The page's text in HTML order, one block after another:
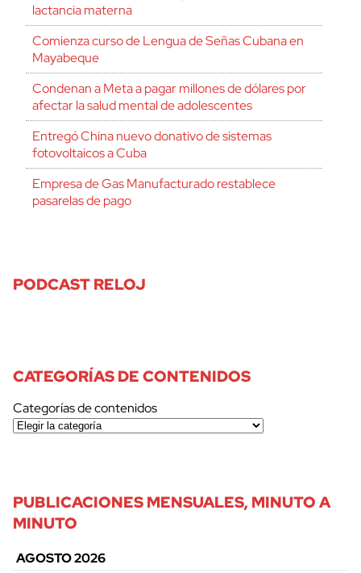
lactancia materna
Comienza curso de Lengua de Señas Cubana en
Mayabeque
Condenan a Meta a pagar millones de dólares por
afectar la salud mental de adolescentes
Entregó China nuevo donativo de sistemas
fotovoltaicos a Cuba
Empresa de Gas Manufacturado restablece
pasarelas de pago
PODCAST RELOJ
CATEGORÍAS DE CONTENIDOS
Categorías de contenidos
PUBLICACIONES MENSUALES, MINUTO A
MINUTO
AGOSTO 2026